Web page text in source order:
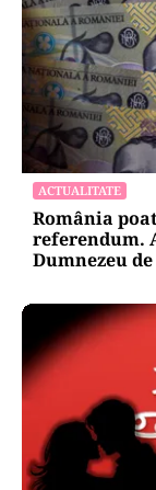
ACTUALITATE
România
referendum.
Dumnezeu